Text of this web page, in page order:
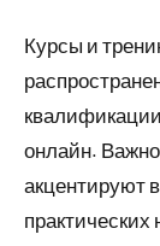
Курсы и
онлайн.
акцентируют
практических